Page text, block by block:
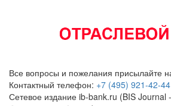
Все вопросы и пожелания присылайте
Контактный телефон: +7 (495) 921-42-44
Сетевое издание ib-bank.ru (BIS